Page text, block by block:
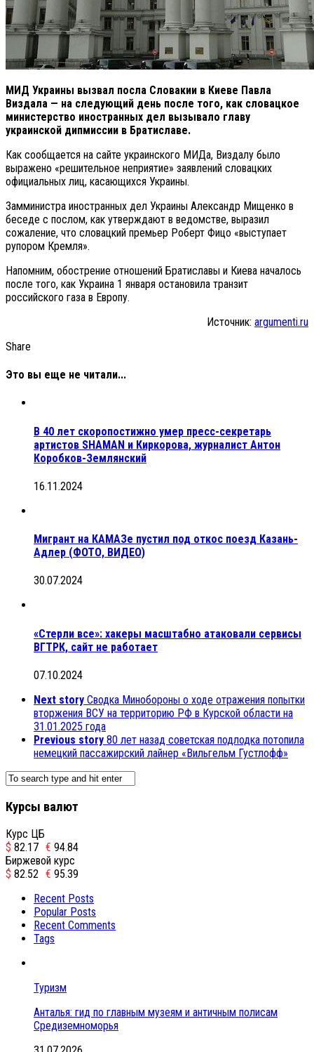
МИД Украины вызвал посла Словакии в Киеве Павла
Виздала — на следующий день после того, как словацкое
министерство иностранных дел вызывало главу
украинской дипмиссии в Братиславе.
Как сообщается на сайте украинского МИДа, Виздалу было
выражено «решительное неприятие» заявлений словацких
официальных лиц, касающихся Украины.
Замминистра иностранных дел Украины Александр Мищенко в
беседе с послом, как утверждают в ведомстве, выразил
сожаление, что словацкий премьер Роберт Фицо «выступает
рупором Кремля».
Напомним, обострение отношений Братиславы и Киева началось
после того, как Украина 1 января остановила транзит
российского газа в Европу.
Источник: argumenti.ru
Share
Это вы еще не читали...
В 40 лет скоропостижно умер пресс-секретарь
артистов SHAMAN и Киркорова, журналист Антон
Коробков-Землянский
16.11.2024
Мигрант на КАМАЗе пустил под откос поезд Казань-
Адлер (ФОТО, ВИДЕО)
30.07.2024
«Стерли все»: хакеры масштабно атаковали сервисы
ВГТРК, сайт не работает
07.10.2024
Next story Сводка Минобороны о ходе отражения попытки
вторжения ВСУ на территорию РФ в Курской области на
31.01.2025 года
Previous story 80 лет назад советская подлодка потопила
немецкий пассажирский лайнер «Вильгельм Густлофф»
Курсы валют
Курс ЦБ
$ 82.17 € 94.84
Биржевой курс
$ 82.52 € 95.39
Recent Posts
Popular Posts
Recent Comments
Tags
Туризм
Анталья: гид по главным музеям и античным полисам
Средиземноморья